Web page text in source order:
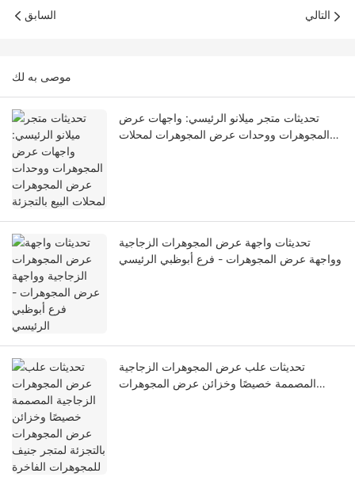
السابق التالي
موصى به لك
تحديثات متجر ميلانو الرئيسي: واجهات عرض
المجوهرات ووحدات عرض المجوهرات لمحلات
تحديثات واجهة عرض المجوهرات الزجاجية
وواجهة عرض المجوهرات - فرع أبوظبي الرئيسي
تحديثات علب عرض المجوهرات الزجاجية
المصممة خصيصًا وخزائن عرض المجوهرات